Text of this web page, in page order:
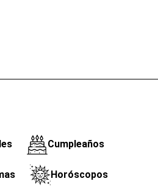
Cumpleaños
Horóscopos